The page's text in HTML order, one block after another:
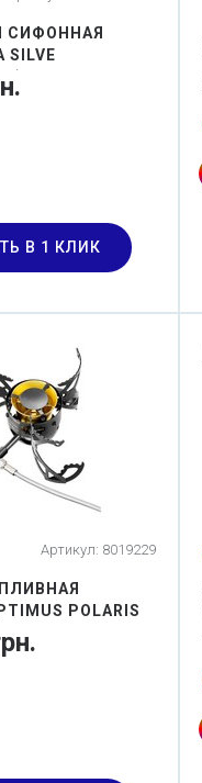
СИФОННАЯ
В 1 КЛИК
Артикул: 8019229
POLARIS